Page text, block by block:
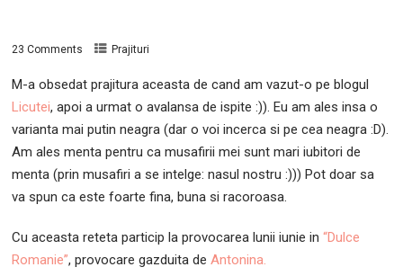
23 Comments Prajituri
M-a obsedat prajitura aceasta de cand am vazut-o pe blogul
Licutei, apoi a urmat o avalansa de ispite :)). Eu am ales insa o
varianta mai putin neagra (dar o voi incerca si pe cea neagra :D).
Am ales menta pentru ca musafirii mei sunt mari iubitori de
menta (prin musafiri a se intelge: nasul nostru :))) Pot doar sa
va spun ca este foarte fina, buna si racoroasa.
Cu aceasta reteta particip la provocarea lunii iunie in “Dulce
Romanie”, provocare gazduita de Antonina.